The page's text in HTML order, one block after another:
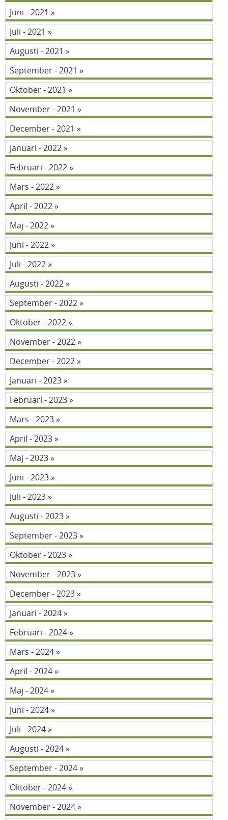
Juni - 2021
Juli - 2021
Augusti - 2021
September - 2021
Oktober - 2021
November - 2021
December - 2021
Januari - 2022
Februari - 2022
Mars - 2022
April - 2022
Maj - 2022
Juni - 2022
Juli - 2022
Augusti - 2022
September - 2022
Oktober - 2022
November - 2022
December - 2022
Januari - 2023
Februari - 2023
Mars - 2023
April - 2023
Maj - 2023
Juni - 2023
Juli - 2023
Augusti - 2023
September - 2023
Oktober - 2023
November - 2023
December - 2023
Januari - 2024
Februari - 2024
Mars - 2024
April - 2024
Maj - 2024
Juni - 2024
Juli - 2024
Augusti - 2024
September - 2024
Oktober - 2024
November - 2024